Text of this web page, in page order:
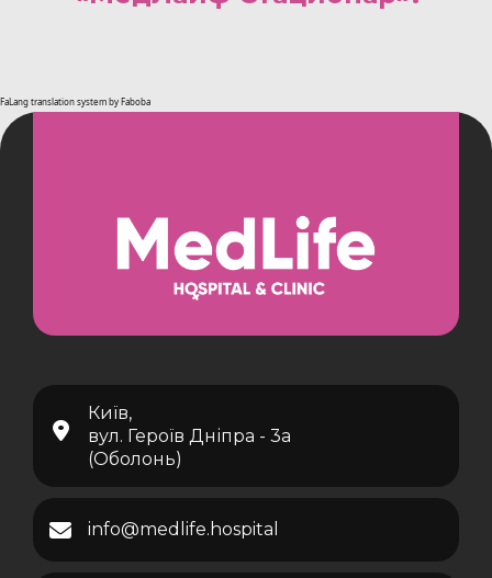
FaLang translation system by Faboba
Київ,
вул. Героїв Дніпра - 3а
(Оболонь)
info@medlife.hospital